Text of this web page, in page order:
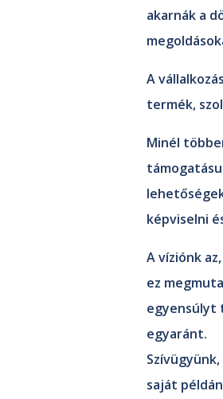
akarnák a
A
termék,
Minél
képviselni
A víziónk
ez
egyensúlyt
egyaránt.
saját